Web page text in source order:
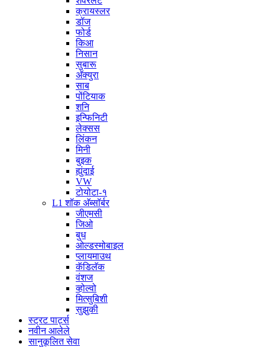
क्रायस्लर
डॉज
फोर्ड
किआ
निसान
सुबारू
अ‍ॅक्युरा
साब
पोंटियाक
शनि
इन्फिनिटी
लेक्सस
लिंकन
मिनी
बुइक
ह्युंदाई
VW
टोयोटा-१
L1 शॉक अ‍ॅब्सॉर्बर
जीएमसी
जिओ
बुध
ओल्डस्मोबाइल
प्लायमाउथ
कॅडिलॅक
वंशज
व्होल्वो
मित्सुबिशी
सुझुकी
स्ट्रट पार्ट्स
नवीन आलेले
सानुकूलित सेवा